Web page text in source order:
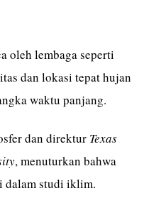
oleh lembaga seperti
dan lokasi tepat hujan
waktu panjang.
dan direktur Texas
, menuturkan bahwa
dalam studi iklim.